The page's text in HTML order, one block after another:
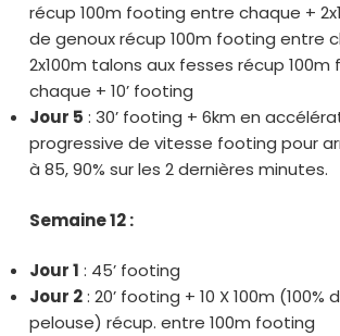
récup 100m footing entre chaque +
de genoux récup 100m footing entre
2x100m talons aux fesses récup
chaque + 10’ footing
Jour 5 : 30’ footing + 6km en
progressive de vitesse footing pour
à 85, 90% sur les 2 dernières minutes.
Semaine 12 :
Jour 1 : 45’ footing
Jour 2: 20’ footing + 10 X 100m (100%
pelouse) récup. entre 100m footing